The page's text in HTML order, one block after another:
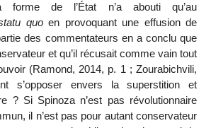
forme de l’État n’a abouti qu’au
quo en provoquant une effusion de
des commentateurs en a conclu que
et qu’il récusait comme vain tout
(Ramond, 2014, p. 1 ; Zourabichvili,
s’opposer envers la superstition et
? Si Spinoza n’est pas révolutionnaire
il n’est pas pour autant conservateur